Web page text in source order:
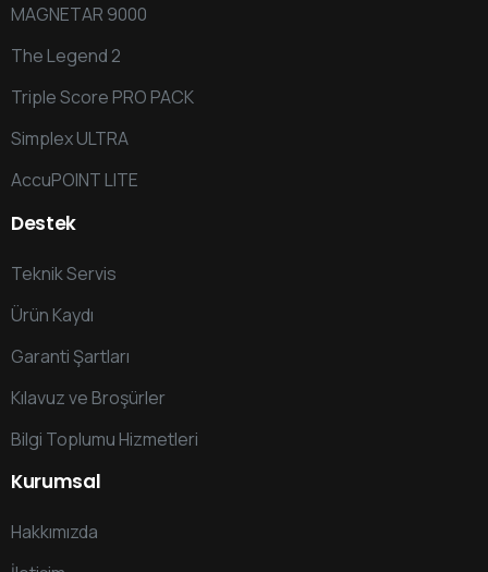
MAGNETAR 9000
The Legend 2
Triple Score PRO PACK
Simplex ULTRA
AccuPOINT LITE
Destek
Teknik Servis
Ürün Kaydı
Garanti Şartları
Kılavuz ve Broşürler
Bilgi Toplumu Hizmetleri
Kurumsal
Hakkımızda